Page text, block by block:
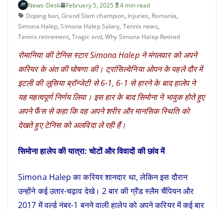
News-Desk February 5, 2025
4 min read
Doping ban,Grand Slam champion, Injuries, Romania,
Simona Halep,Simona Halep Salary, Tennis news,
Tennis retirement, Tragic end,Why Simona Halep Retired
रोमानिया की टेनिस स्टारSimona Halepने मंगलवार को अपने
करियर के अंत की घोषणा की। ट्रांसिल्वेनिया ओपन के पहले दौर में
इटली की लूसिया ब्रॉन्जेटी से 6-1, 6-1 से हारने के बाद हालेप ने
यह महत्वपूर्ण निर्णय लिया। इस हार के बाद सिमोना ने भावुक होते हुए
अपने फैंस से कहा कि वह अपने शरीर और मानसिक स्थिति को
देखते हुए टेनिस को अलविदा ले रही हैं।
सिमोना हालेप की यात्रा: चोटों और विवादों की छांव में
Simona Halep का करियर शानदार था, लेकिन इस दौरान
उन्होंने कई उतार-चढ़ाव देखे। 2 बार की ग्रैंड स्लैम चैंपियन और
2017 में वर्ल्ड नंबर-1 बनने वाली हालेप को अपने करियर में कई बार